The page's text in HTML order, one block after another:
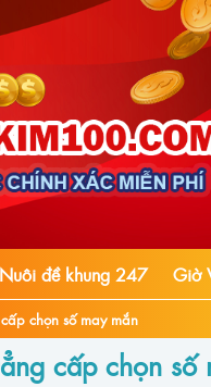
Nuôi đề khung 247 Giờ
chọn số may mắn
cấp chọn số